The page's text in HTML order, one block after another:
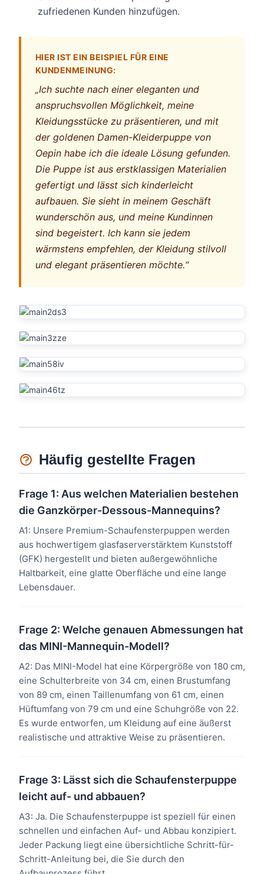
zufriedenen Kunden hinzufügen.
HIER IST EIN BEISPIEL FÜR EINE
KUNDENMEINUNG:
„Ich suchte nach einer eleganten und
anspruchsvollen Möglichkeit, meine
Kleidungsstücke zu präsentieren, und mit
der goldenen Damen-Kleiderpuppe von
Oepin habe ich die ideale Lösung gefunden.
Die Puppe ist aus erstklassigen Materialien
gefertigt und lässt sich kinderleicht
aufbauen. Sie sieht in meinem Geschäft
wunderschön aus, und meine Kundinnen
sind begeistert. Ich kann sie jedem
wärmstens empfehlen, der Kleidung stilvoll
und elegant präsentieren möchte.“
Häufig gestellte Fragen
Frage 1: Aus welchen Materialien bestehen
die Ganzkörper-Dessous-Mannequins?
A1: Unsere Premium-Schaufensterpuppen werden
aus hochwertigem glasfaserverstärktem Kunststoff
(GFK) hergestellt und bieten außergewöhnliche
Haltbarkeit, eine glatte Oberfläche und eine lange
Lebensdauer.
Frage 2: Welche genauen Abmessungen hat
das MINI-Mannequin-Modell?
A2: Das MINI-Model hat eine Körpergröße von 180 cm,
eine Schulterbreite von 34 cm, einen Brustumfang
von 89 cm, einen Taillenumfang von 61 cm, einen
Hüftumfang von 79 cm und eine Schuhgröße von 22.
Es wurde entworfen, um Kleidung auf eine äußerst
realistische und attraktive Weise zu präsentieren.
Frage 3: Lässt sich die Schaufensterpuppe
leicht auf- und abbauen?
A3: Ja. Die Schaufensterpuppe ist speziell für einen
schnellen und einfachen Auf- und Abbau konzipiert.
Jeder Packung liegt eine übersichtliche Schritt-für-
Schritt-Anleitung bei, die Sie durch den